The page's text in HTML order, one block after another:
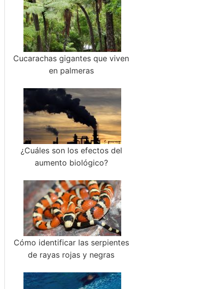
Cucarachas gigantes que viven
en palmeras
¿Cuáles son los efectos del
aumento biológico?
Cómo identificar las serpientes
de rayas rojas y negras